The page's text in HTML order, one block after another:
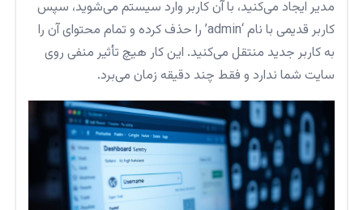
مدیر ایجاد می‌کنید، با آن کاربر وارد سیستم می‌شوید، سپس
کاربر قدیمی با نام ‘admin’ را حذف کرده و تمام محتوای آن را
به کاربر جدید منتقل می‌کنید. این کار هیچ تأثیر منفی روی
سایت شما ندارد و فقط چند دقیقه زمان می‌برد.